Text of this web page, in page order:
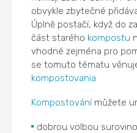
obvykle zbytečné
Úplně postačí, když do
část starého kompostu
vhodné zejména pro
se tomuto tématu
kompostovania
Kompostovánímůžete
dobrou volbou